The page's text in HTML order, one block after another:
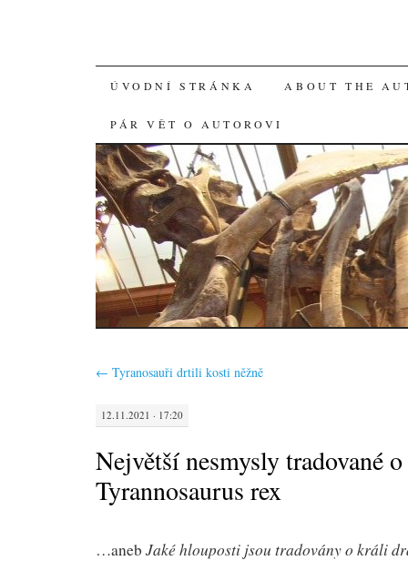
SKIP
TO
CONTENT
ÚVODNÍ STRÁNKA ABOUT THE
PÁR VĚT O AUTOROVI
← Tyranosauři drtili kosti něžně
12.11.2021 · 17:20
Největší nesmysly tradované
Tyrannosaurus rex
…aneb Jaké hlouposti jsou tradovány o králi